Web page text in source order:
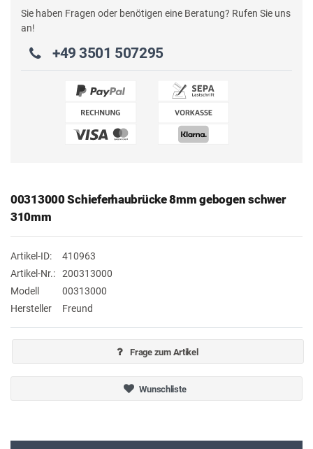
Sie haben Fragen oder benötigen eine Beratung? Rufen Sie uns
an!
+49 3501 507295
00313000 Schieferhaubrücke 8mm gebogen schwer
310mm
Artikel-ID:
410963
Artikel-Nr.:
200313000
Modell
00313000
Hersteller
Freund
Frage zum Artikel
Wunschliste